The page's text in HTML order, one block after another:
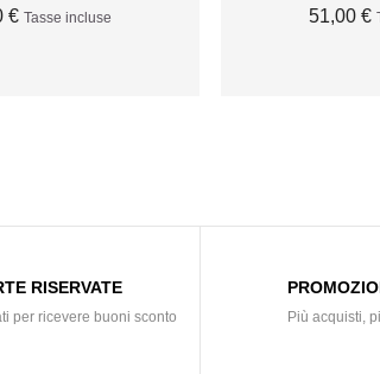
€ Tasse incluse 51,00 €
RISERVATE
per ricevere buoni sconto Più acquisti,